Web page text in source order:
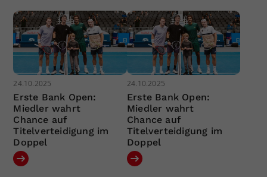
24.10.2025
Erste Bank Open:
Miedler wahrt
Chance auf
Titelverteidigung im
Doppel
24.10.2025
Erste Bank Open:
Miedler wahrt
Chance auf
Titelverteidigung im
Doppel